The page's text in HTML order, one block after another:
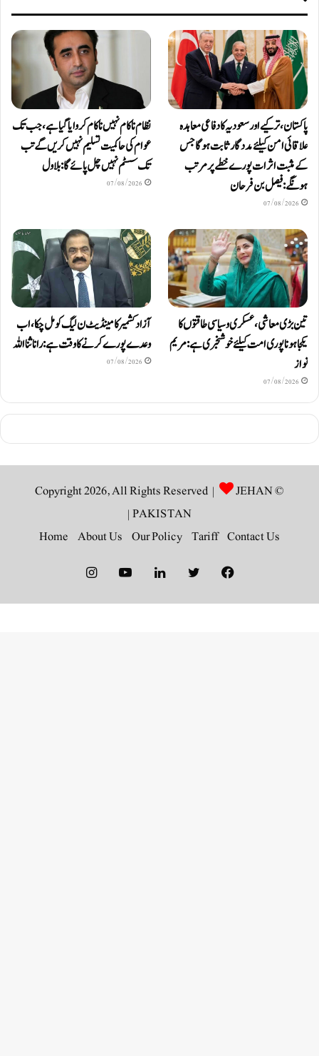
پاکستان، ترکیے اور سعودیہ کا دفاعی معاہدہ
علاقائی امن کیلئے مددگار ثابت ہوگا جس
کے مثبت اثرات پورے خطے پر مرتب
ہونگے: فیصل بن فرحان
07/08/2026
نظام ناکام نہیں ناکام کروایاگیا ہے، جب تک
عوام کی حاکمیت تسلیم نہیں کریں گے تب
تک سسٹم نہیں چل پائےگا: بلاول
07/08/2026
تین بڑی معاشی، عسکری و سیاسی طاقتوں کا
یکجا ہونا پوری امت کیلئے خوشخبری ہے: مریم
نواز
07/08/2026
آزاد کشمیر کا مینڈیٹ ن لیگ کو مل چکا، اب
وعدے پورے کرنے کا وقت ہے: رانا ثنا اللہ
07/08/2026
© Copyright 2026, All Rights Reserved |
JEHAN
PAKISTAN
|
Contact Us
Tariff
Our Policy
About Us
Home
Facebook
Twitter
LinkedIn
YouTube
Instagram